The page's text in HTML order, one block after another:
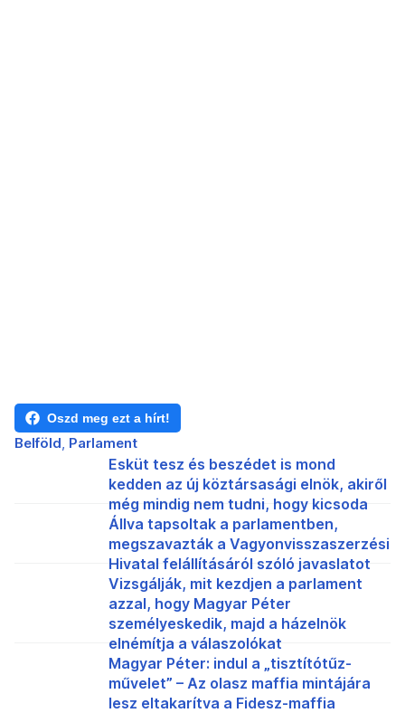
Oszd meg ezt a hírt!
Belföld Parlament
Esküt tesz és beszédet is mond
kedden az új köztársasági elnök, akiről
még mindig nem tudni, hogy kicsoda
Állva tapsoltak a parlamentben,
megszavazták a Vagyonvisszaszerzési
Hivatal felállításáról szóló javaslatot
Vizsgálják, mit kezdjen a parlament
azzal, hogy Magyar Péter
személyeskedik, majd a házelnök
elnémítja a válaszolókat
Magyar Péter: indul a „tisztítótűz-
művelet” – Az olasz maffia mintájára
lesz eltakarítva a Fidesz-maffia